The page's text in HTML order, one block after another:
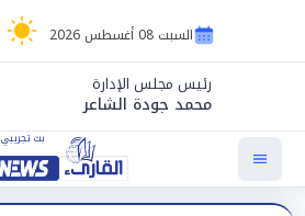
السبت 08 أغسطس 2026
رئيس مجلس الإدارة
محمد جودة الشاعر